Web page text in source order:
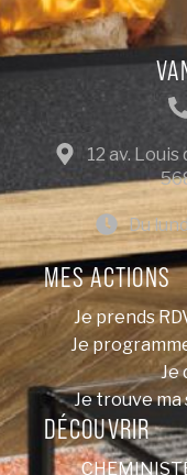
DÉCOUVRIR
MES ACTIONS
Je prends
Je
Je
Je trouve ma
12 av.
Du